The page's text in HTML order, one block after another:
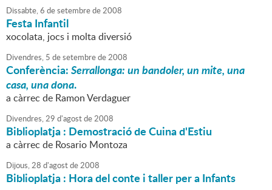
Dissabte,6 desetembrede2008
Festa Infantil
xocolata, jocs i molta diversió
Divendres, 5 desetembrede2008
Conferència:Serrallonga: un bandoler, un mite, una
casa, una dona.
a càrrec de Ramon Verdaguer
Divendres,29 d'agostde2008
Biblioplatja : Demostració de Cuina d'Estiu
a càrrec de Rosario Montoza
Dijous,28 d'agostde2008
Biblioplatja : Hora del conte i taller per a Infants